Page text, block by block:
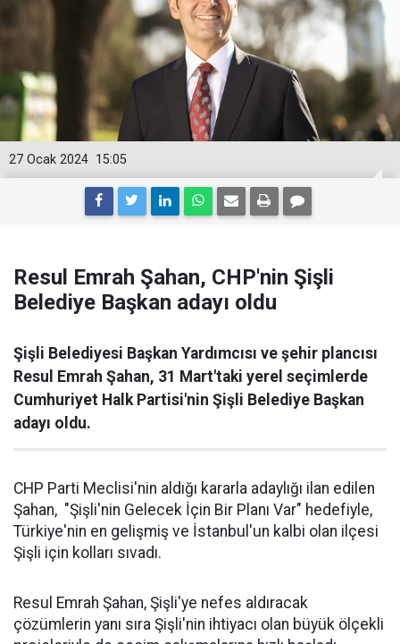
15:05
27 Ocak 2024
Resul Emrah Şahan, CHP'nin Şişli
Belediye Başkan adayı oldu
Şişli Belediyesi Başkan Yardımcısı ve şehir plancısı
Resul Emrah Şahan, 31 Mart'taki yerel seçimlerde
Cumhuriyet Halk Partisi'nin Şişli Belediye Başkan
adayı oldu.
CHP Parti Meclisi'nin aldığı kararla adaylığı ilan edilen
Şahan, "Şişli'nin Gelecek İçin Bir Planı Var" hedefiyle,
Türkiye'nin en gelişmiş ve İstanbul'un kalbi olan ilçesi
Şişli için kolları sıvadı.
Resul Emrah Şahan, Şişli'ye nefes aldıracak
çözümlerin yanı sıra Şişli'nin ihtiyacı olan büyük ölçekli